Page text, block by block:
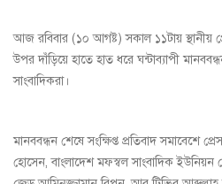
আজ রবিবার (১০ আগষ্ট) সকাল ১১টায় স্থানীয়
উপর দাঁড়িয়ে হাতে হাত ধরে ঘন্টাব্যাপী
সাংবাদিকরা।
মানববন্ধন শেষে সংক্ষিপ্ত প্রতিবাদ সমাবেশে
হোসেন, বাংলাদেশ মফস্বল সাংবাদিক